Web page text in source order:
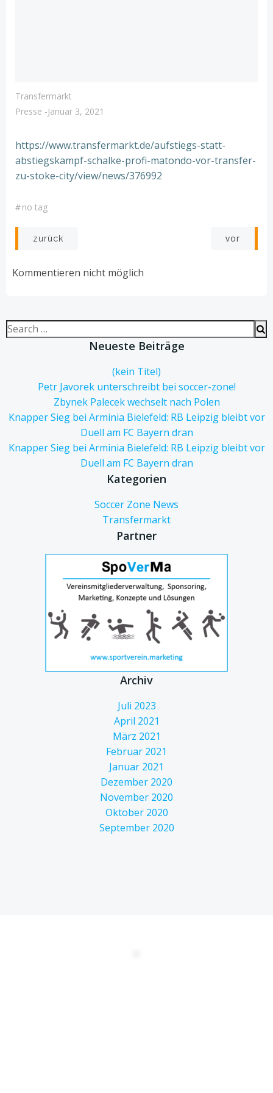
Transfermarkt
Presse -Januar 3, 2021
https://www.transfermarkt.de/aufstiegs-statt-
abstiegskampf-schalke-profi-matondo-vor-transfer-
zu-stoke-city/view/news/376992
#no tag
Post
navigation
zurück
navigation
vor
Kommentieren nicht möglich
Search
for:
Neueste Beiträge
(kein Titel)
Petr Javorek unterschreibt bei soccer-zone!
Zbynek Palecek wechselt nach Polen
Knapper Sieg bei Arminia Bielefeld: RB Leipzig bleibt vor
Duell am FC Bayern dran
Knapper Sieg bei Arminia Bielefeld: RB Leipzig bleibt vor
Duell am FC Bayern dran
Kategorien
Soccer Zone News
Transfermarkt
Partner
Archiv
Juli 2023
April 2021
März 2021
Februar 2021
Januar 2021
Dezember 2020
November 2020
Oktober 2020
September 2020